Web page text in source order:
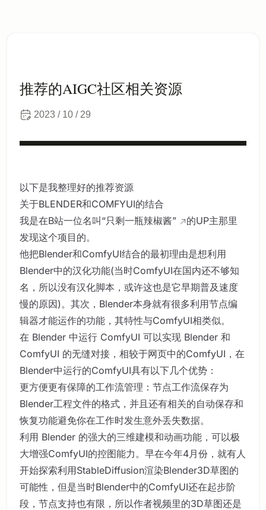
推荐的AIGC社区相关资源
2023 / 10 / 29
以下是我整理好的推荐资源
关于BLENDER和COMFYUI的结合
我是在B站一位名叫 “只剩一瓶辣椒酱”
的UP主那里
发现这个项目的。
他把Blender和ComfyUI结合的最初理由是想利用
Blender中的汉化功能(当时ComfyUI在国内还不够知
名，所以没有汉化脚本，或许这也是它早期普及速度
慢的原因)。其次，Blender本身就有很多利用节点编
辑器才能运作的功能，其特性与ComfyUI相类似。
在 Blender 中运行 ComfyUI 可以实现 Blender 和
ComfyUI 的无缝对接，相较于网页中的ComfyUI，在
Blender中运行的ComfyUI具有以下几个优势：
更方便更有保障的工作流管理：节点工作流保存为
Blender工程文件的格式，并且还有相关的自动保存和
恢复功能避免你在工作时发生意外丢失数据。
利用 Blender 的强大的三维建模和动画功能，可以极
大增强ComfyUI的控图能力。早在今年4月份，就有人
开始探索利用StableDiffusion渲染Blender3D草图的
可能性，但是当时Blender中的ComfyUI还在起步阶
段，节点支持也有限，所以作者视频里的3D草图还是